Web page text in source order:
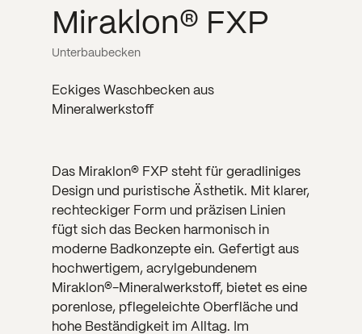
Miraklon® FXP
Unterbaubecken
Eckiges Waschbecken aus
Mineralwerkstoff
Das Miraklon® FXP steht für geradliniges
Design und puristische Ästhetik. Mit klarer,
rechteckiger Form und präzisen Linien
fügt sich das Becken harmonisch in
moderne Badkonzepte ein. Gefertigt aus
hochwertigem, acrylgebundenem
Miraklon®-Mineralwerkstoff, bietet es eine
porenlose, pflegeleichte Oberfläche und
hohe Beständigkeit im Alltag. Im